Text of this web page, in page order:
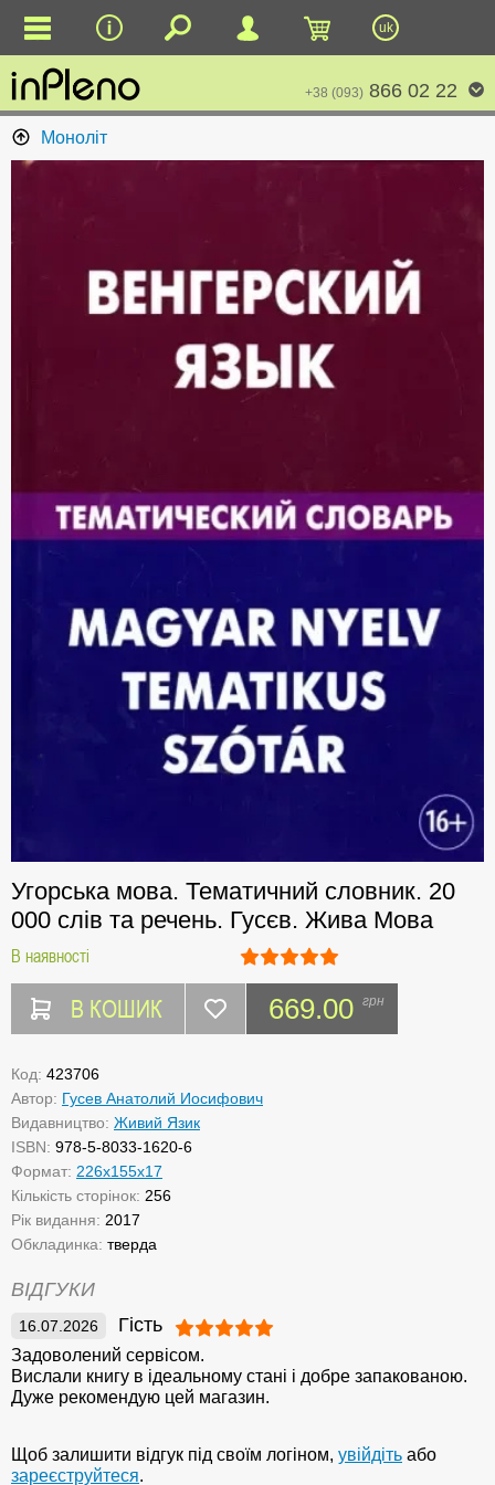
uk
+38 (093) 866 02 22
Моноліт
Угорська мова. Тематичний словник. 20
000 слів та речень. Гусєв. Жива Мова
В наявності
В КОШИК 669.00 грн
Код: 423706
Автор: Гусев Анатолий Иосифович
Видавництво: Живий Язик
ISBN: 978-5-8033-1620-6
Формат: 226x155x17
Кількість сторінок: 256
Рік видання: 2017
Обкладинка: тверда
ВІДГУКИ
16.07.2026 Гість
Задоволений сервісом.
Вислали книгу в ідеальному стані і добре запакованою.
Дуже рекомендую цей магазин.
Щоб залишити відгук під своїм логіном, увійдіть або
зареєструйтеся.